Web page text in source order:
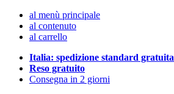
al menù principale
al contenuto
al carrello
Italia: spedizione standard gratuita
Reso gratuito
Consegna in 2 giorni